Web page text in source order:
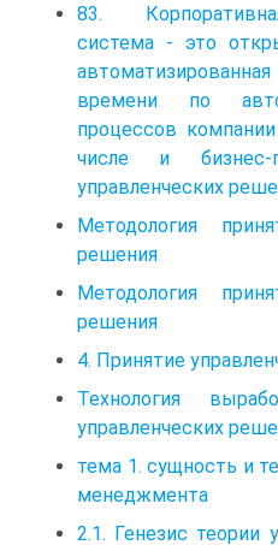
83.
система - это
времени по
процессов
числе и бизнес-
управленческих
Методология
решения
Методология
решения
4. Принятие
Технология
управленческих
тема 1. сущность и
менеджмента
2.1. Генезис теории